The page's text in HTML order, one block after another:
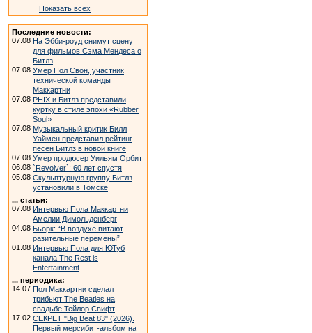
Показать всех
Последние новости:
07.08 На Эбби-роуд снимут сцену
для фильмов Сэма Мендеса о
Битлз
07.08 Умер Пол Свон, участник
технической команды
Маккартни
07.08 PHIX и Битлз представили
куртку в стиле эпохи «Rubber
Soul»
07.08 Музыкальный критик Билл
Уаймен представил рейтинг
песен Битлз в новой книге
07.08 Умер продюсер Уильям Орбит
06.08 `Revolver`: 60 лет спустя
05.08 Скульптурную группу Битлз
установили в Томске
... статьи:
07.08 Интервью Пола Маккартни
Амелии Димольденберг
04.08 Бьорк: “В воздухе витают
разительные перемены”
01.08 Интервью Пола для ЮТуб
канала The Rest is
Entertainment
... периодика:
14.07 Пол Маккартни сделал
трибьют The Beatles на
свадьбе Тейлор Свифт
17.02 СЕКРЕТ "Big Beat 83" (2026).
Первый мерсибит-альбом на